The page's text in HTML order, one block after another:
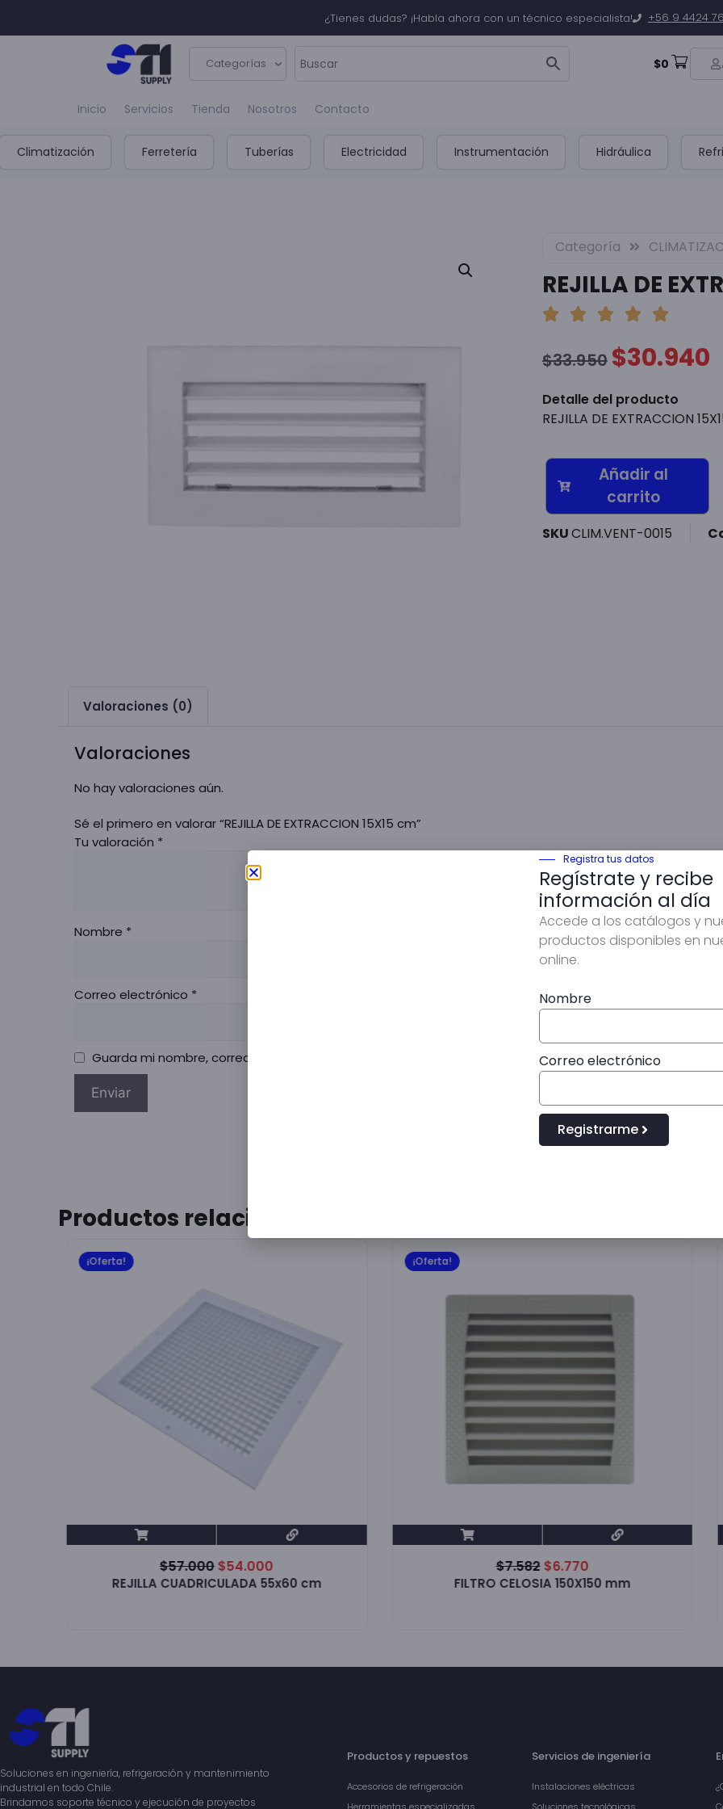
¿Tienes dudas? ¡Habla ahora con un técnico especialista! +56 9 4424
Categorías $0
Inicio Servicios Tienda Nosotros Contacto
Climatización Ferretería Tuberías Electricidad Instrumentación Hidráulica
Categoría
REJILLA DE
$33.950 $30.940
Detalle del producto
REJILLA DE EXTRACCION
Añadir al
carrito
SKUCLIM.VENT-0015
Valoraciones (0)
Valoraciones
No hay valoraciones aún.
Sé el primero en valorar “REJILLA DE EXTRACCION 15X15 cm”
Tu valoración *
Nombre *
Correo electrónico *
Guarda mi nombre, correo electrónico y web en este navegador para la próxima vez que comente.
Productos relacionados
¡Oferta!
REJILLA CUADRICULADA 55x60 cm
$57.000$54.000
¡Oferta!
FILTRO CELOSIA 150X150 mm
$7.582$6.770
Soluciones en ingeniería, refrigeración y mantenimiento
industrial en todo Chile.
Brindamos soporte técnico y ejecución de proyectos
Productos y repuestos
Accesorios de refrigeración
Servicios de ingeniería
Instalaciones eléctricas
Registra tus datos
Regístrate y recibe
información al día
Accede a los catálogos y
productos disponibles en
online.
Nombre
Correo electrónico
Registrarme